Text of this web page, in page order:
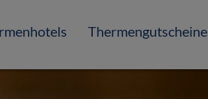
Thermengutscheine